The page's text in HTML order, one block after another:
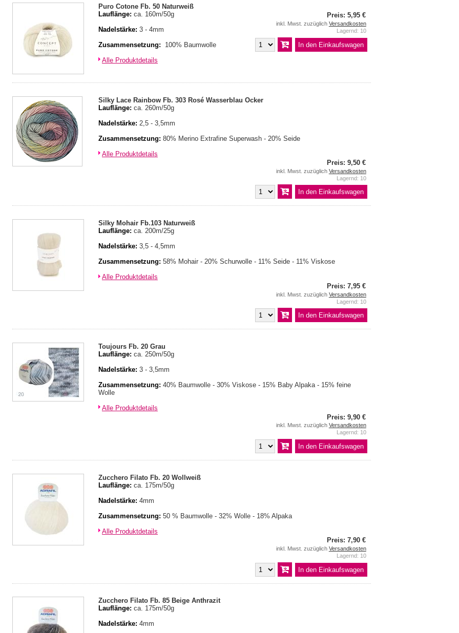
Puro Cotone Fb. 50 Naturweiß
Lauflänge: ca. 160m/50g
Nadelstärke: 3 - 4mm
Zusammensetzung:
100% Baumwolle
Alle Produktdetails
Preis: 5,95 €
inkl. Mwst. zuzüglich Versandkosten
Lagernd: 10
Silky Lace Rainbow Fb. 303 Rosé Wasserblau Ocker
Lauflänge: ca. 260m/50g
Nadelstärke: 2,5 - 3,5mm
Zusammensetzung: 80% Merino Extrafine Superwash - 20% Seide
Alle Produktdetails
Preis: 9,50 €
inkl. Mwst. zuzüglich Versandkosten
Lagernd: 10
Silky Mohair Fb.103 Naturweiß
Lauflänge: ca. 200m/25g
Nadelstärke: 3,5 - 4,5mm
Zusammensetzung: 58% Mohair - 20% Schurwolle - 11% Seide - 11% Viskose
Alle Produktdetails
Preis: 7,95 €
inkl. Mwst. zuzüglich Versandkosten
Lagernd: 10
Toujours Fb. 20 Grau
Lauflänge: ca. 250m/50g
Nadelstärke: 3 - 3,5mm
Zusammensetzung: 40% Baumwolle - 30% Viskose - 15% Baby Alpaka - 15% feine
Wolle
Alle Produktdetails
Preis: 9,90 €
inkl. Mwst. zuzüglich Versandkosten
Lagernd: 10
Zucchero Filato Fb. 20 Wollweiß
Lauflänge: ca. 175m/50g
Nadelstärke: 4mm
Zusammensetzung: 50 % Baumwolle - 32% Wolle - 18% Alpaka
Alle Produktdetails
Preis: 7,90 €
inkl. Mwst. zuzüglich Versandkosten
Lagernd: 10
Zucchero Filato Fb. 85 Beige Anthrazit
Lauflänge: ca. 175m/50g
Nadelstärke: 4mm